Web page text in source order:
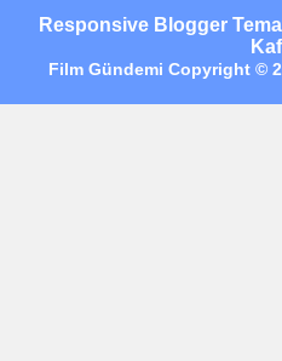
Responsive Blogger
Film Gündemi Copyright ©